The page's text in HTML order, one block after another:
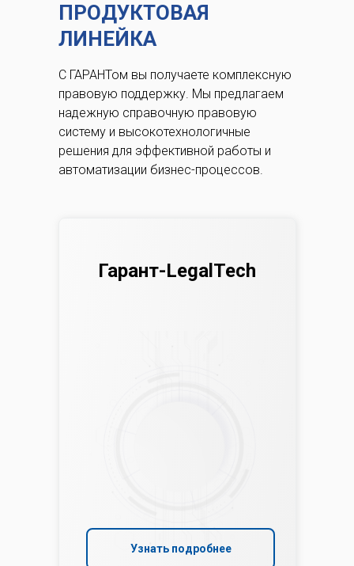
ПРОДУКТОВАЯ
ЛИНЕЙКА
С ГАРАНТом вы получаете комплексную
правовую поддержку. Мы предлагаем
надежную справочную правовую
систему и высокотехнологичные
решения для эффективной работы и
автоматизации бизнес-процессов.
Узнать подробнее
Гарант-LegalTech